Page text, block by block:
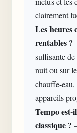
clairement
Les heures
rentables ?
suffisante
nuit ou sur
chauffe-
appareils
Tempo
classique ?